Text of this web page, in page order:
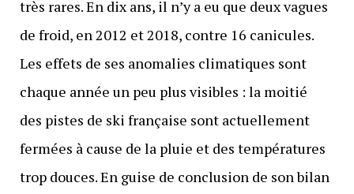
très rares. En dix ans, il n’y a eu que deux vagues
de froid, en 2012 et 2018, contre 16 canicules.
Les effets de ses anomalies climatiques sont
chaque année un peu plus visibles : la moitié
des pistes de ski française sont actuellement
fermées à cause de la pluie et des températures
trop douces. En guise de conclusion de son bilan